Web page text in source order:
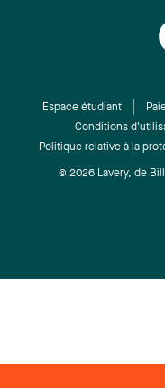
Espace étudiant
Conditions
Politique relative à la
© 2026 Lavery, de